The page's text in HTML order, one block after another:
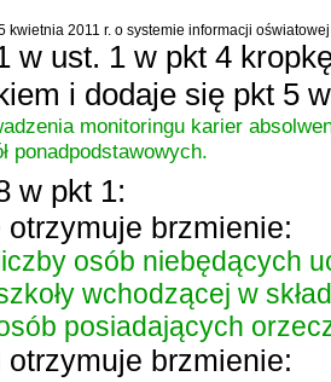
kwietnia 2011 r. o systemie informacji oświatowej
w ust. 1 w pkt 4
i dodaje się pkt 5
monitoringu karier
ponadpodstawowych.
w pkt 1:
otrzymuje brzmienie:
osób niebędących
wchodzącej w
posiadających
otrzymuje brzmienie: